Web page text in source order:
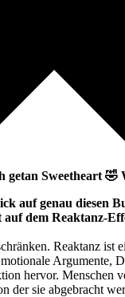
getan Sweetheart 🤣
auf genau diesen
auf dem Reaktanz-
Reaktanz ist
Argumente,
hervor. Menschen
der sie abgebracht